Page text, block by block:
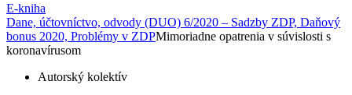
E-kniha
Dane, účtovníctvo, odvody (DUO) 6/2020 – Sadzby ZDP, Daňový
bonus 2020, Problémy v ZDPMimoriadne opatrenia v súvislosti s
koronavírusom
Autorský kolektív